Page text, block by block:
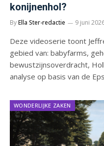
konijnenhol?
ByElla Ster-redactie 9 juni
Deze videoserie toont
gebied van: babyfarms,
bewustzijnsoverdracht,
analyse op basis van de
WONDERLIJKE ZAKEN